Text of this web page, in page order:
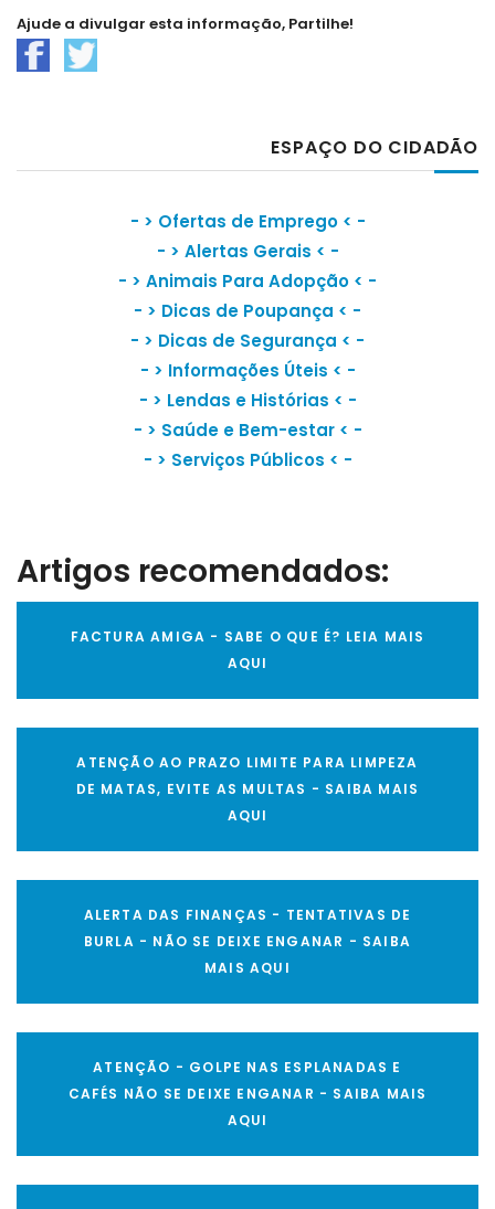
Ajude a divulgar esta informação, Partilhe!
ESPAÇO DO CIDADÃO
- > Ofertas de Emprego< -
- > Alertas Gerais < -
- > Animais Para Adopção < -
- > Dicas de Poupança < -
- > Dicas de Segurança < -
- > Informações Úteis < -
- > Lendas e Histórias < -
- > Saúde e Bem-estar< -
- > Serviços Públicos < -
Artigos recomendados:
FACTURA AMIGA - SABE O QUE É? LEIA MAIS
AQUI
ATENÇÃO AO PRAZO LIMITE PARA LIMPEZA
DE MATAS, EVITE AS MULTAS - SAIBA MAIS
AQUI
ALERTA DAS FINANÇAS - TENTATIVAS DE
BURLA - NÃO SE DEIXE ENGANAR - SAIBA
MAIS AQUI
ATENÇÃO - GOLPE NAS ESPLANADAS E
CAFÉS NÃO SE DEIXE ENGANAR - SAIBA MAIS
AQUI